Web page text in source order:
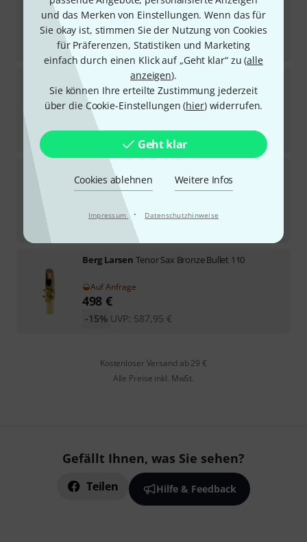
und das Merken von Einstellungen. Wenn das für
Sie okay ist, stimmen Sie der Nutzung von Cookies
für Präferenzen, Statistiken und Marketing
einfach durch einen Klick auf „Geht klar“ zu (alle
anzeigen).
Sie können Ihre erteilte Zustimmung jederzeit
über die Cookie-Einstellungen (hier) widerrufen.
Geht klar
Cookies ablehnen Weitere Infos
Impressum · Datenschutzhinweise
Auf Anfrage
429 €
UVP: 499,65 €
-14%
Berg LarsenTenor Sax Bronze 110
2
Auf Anfrage
419
471,75 €
Berg Larsen
1
Auf Anfrage
419
UVP:471,75
Berg Larsen Tenor Sax Bronze Bullet 110
Auf Anfrage
498 €
UVP: 587,95 €
-15%
Kostenloser Versand ab 29 €
Alle Preise inkl. MwSt.
Gefällt Ihnen, was Sie sehen?
Teilen Hilfe & Feedback